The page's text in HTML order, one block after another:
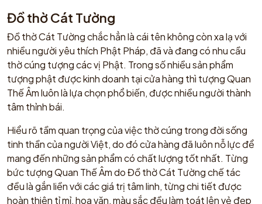
Đồ thờ Cát Tường
Đồ thờ Cát Tường chắc hẳn là cái tên không còn xa lạ với
nhiều người yêu thích Phật Pháp, đã và đang có nhu cầu
thờ cúng tượng các vị Phật. Trong số nhiều sản phẩm
tượng phật được kinh doanh tại cửa hàng thì tượng Quan
Thế Âm luôn là lựa chọn phổ biến, được nhiều người thành
tâm thỉnh bái.
Hiểu rõ tầm quan trọng của việc thờ cúng trong đời sống
tinh thần của người Việt, do đó cửa hàng đã luôn nỗ lực để
mang đến những sản phẩm có chất lượng tốt nhất. Từng
bức tượng Quan Thế Âm do Đồ thờ Cát Tường chế tác
đều là gắn liền với các giá trị tâm linh, từng chi tiết được
hoàn thiện tỉ mỉ, hoa văn, màu sắc đều làm toát lên vẻ đẹp